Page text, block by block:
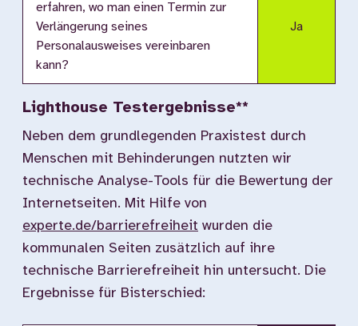
erfahren, wo man einen Termin zur
Verlängerung seines
Personalausweises vereinbaren
kann?
Ja
Lighthouse Testergebnisse**
Neben dem grundlegenden Praxistest durch
Menschen mit Behinderungen nutzten wir
technische Analyse-Tools für die Bewertung der
Internetseiten. Mit Hilfe von
experte.de/barrierefreiheit wurden die
kommunalen Seiten zusätzlich auf ihre
technische Barrierefreiheit hin untersucht. Die
Ergebnisse für Bisterschied: